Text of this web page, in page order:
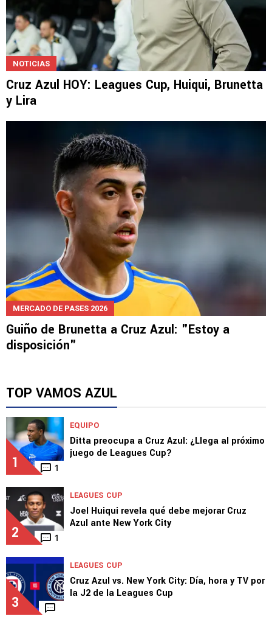
NOTICIAS
Cruz Azul HOY: Leagues Cup, Huiqui, Brunetta
y Lira
MERCADO DE PASES 2026
Guiño de Brunetta a Cruz Azul: "Estoy a
disposición"
TOP VAMOS AZUL
1 1
EQUIPO
Ditta preocupa a Cruz Azul: ¿Llega al próximo
juego de Leagues Cup?
2 1
LEAGUES CUP
Joel Huiqui revela qué debe mejorar Cruz
Azul ante New York City
3
LEAGUES CUP
Cruz Azul vs. New York City: Día, hora y TV por
la J2 de la Leagues Cup